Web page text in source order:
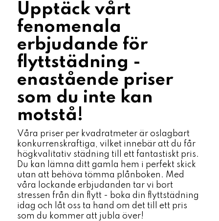
Upptäck vårt
fenomenala
erbjudande för
flyttstädning -
enastående priser
som du inte kan
motstå!
Våra priser per kvadratmeter är oslagbart
konkurrenskraftiga, vilket innebär att du får
högkvalitativ städning till ett fantastiskt pris.
Du kan lämna ditt gamla hem i perfekt skick
utan att behöva tömma plånboken. Med
våra lockande erbjudanden tar vi bort
stressen från din flytt - boka din flyttstädning
idag och låt oss ta hand om det till ett pris
som du kommer att jubla över!